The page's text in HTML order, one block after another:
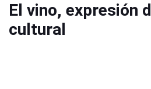
El vino, expresión
cultural